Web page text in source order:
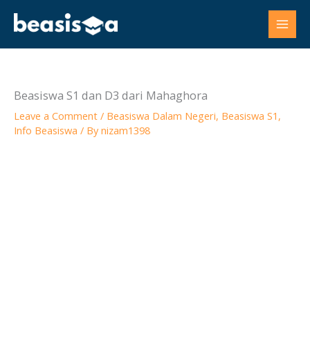
content
Beasiswa S1 dan D3 dari Mahaghora
Leave a Comment / Beasiswa Dalam Negeri, Beasiswa S1 ,
Info Beasiswa / Bynizam1398